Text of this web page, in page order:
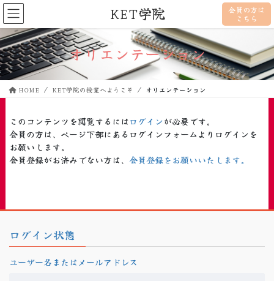
KET学院
オリエンテーション
HOME KET学院の授業へようこそ オリエンテーション
このコンテンツを閲覧するにはログインが必要です。
会員の方は、ページ下部にあるログインフォームよりログインを
お願いします。
会員登録がお済みでない方は、 会員登録をお願いいたします。
ログイン状態
ユーザー名またはメールアドレス
会員の方は
こちら